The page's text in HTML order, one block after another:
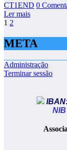
CT1END 0
Ler mais
Paginação
dos
conteúdos
1 2
META
Administração
Terminar sessão